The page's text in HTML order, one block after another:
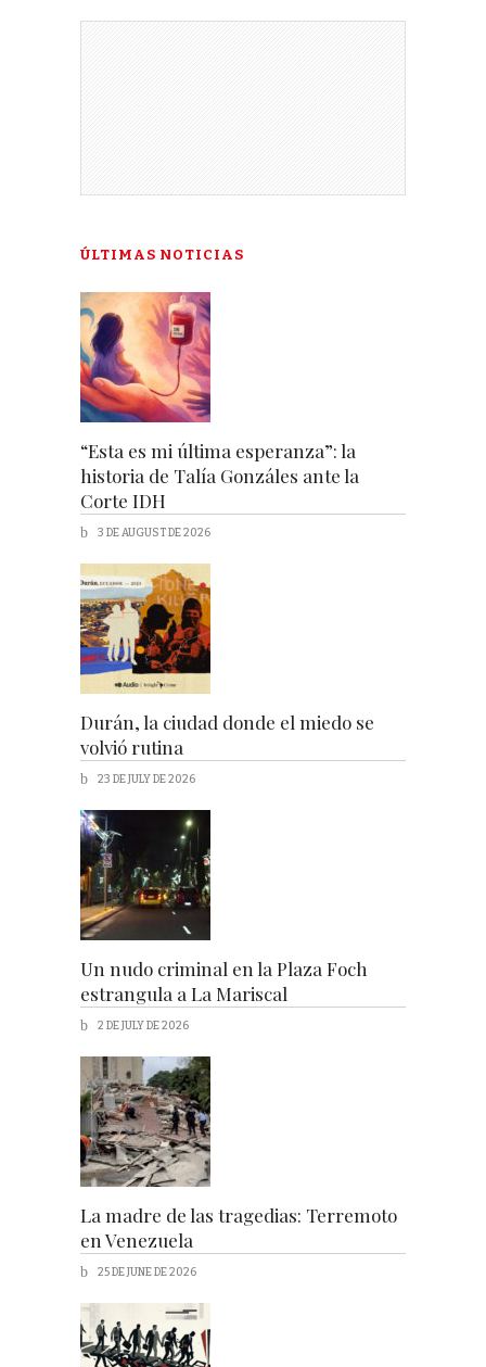
ÚLTIMAS NOTICIAS
“Esta es mi última esperanza”: la
historia de Talía Gonzáles ante la
Corte IDH
3 DE AUGUST DE 2026
Durán, la ciudad donde el miedo se
volvió rutina
23 DE JULY DE 2026
Un nudo criminal en la Plaza Foch
estrangula a La Mariscal
2 DE JULY DE 2026
La madre de las tragedias: Terremoto
en Venezuela
25 DE JUNE DE 2026